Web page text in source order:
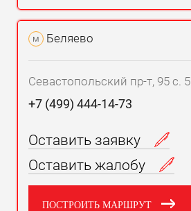
м Беляево
Севастопольский пр-т, 95 с. 5
+7 (499) 444-14-73
Оставить заявку
Оставить жалобу
ПОСТРОИТЬ МАРШРУТ